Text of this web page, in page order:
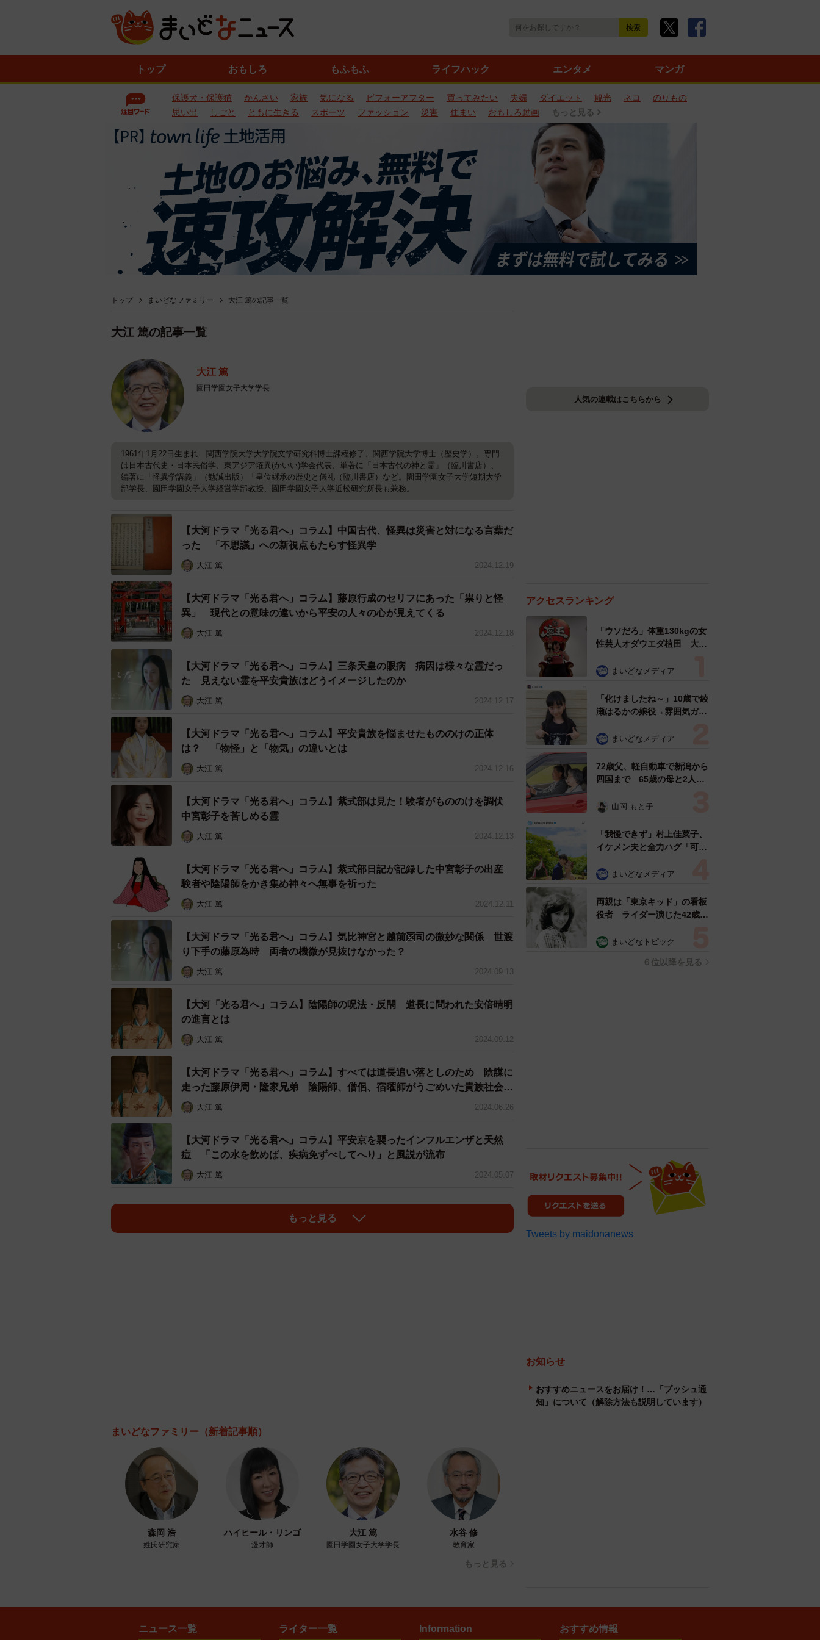
トップ おもしろ もふもふ ライフハック エンタメ マンガ
保護犬・保護猫 かんさい 家族 気になる ビフォーアフター 買ってみたい 夫婦 ダイエット 観光 ネコ
のりもの
思い出
しごと ともに生きる スポーツ ファッション 災害 住まい おもしろ動画 もっと見る
トップ まいどなファミリー 大江 篤の記事一覧
大江 篤の記事一覧
大江 篤
園田学園女子大学学長
1961年1月22日生まれ 関西学院大学大学院文学研究科博士課程修了、関西学院大学博士（歴史学）。専門
は日本古代史・日本民俗学、東アジア恠異(かいい)学会代表、単著に「日本古代の神と霊」（臨川書店）、
編著に「怪異学講義」（勉誠出版）「皇位継承の歴史と儀礼（臨川書店）など。園田学園女子大学短期大学
部学長、園田学園女子大学経営学部教授、園田学園女子大学近松研究所長も兼務。
【大河ドラマ「光る君へ」コラム】中国古代、怪異は災害と対になる言葉だ
った 「不思議」への新視点もたらす怪異学
大江 篤 2024.12.19
【大河ドラマ「光る君へ」コラム】藤原行成のセリフにあった「祟りと怪
異」 現代との意味の違いから平安の人々の心が見えてくる
大江 篤 2024.12.18
【大河ドラマ「光る君へ」コラム】三条天皇の眼病 病因は様々な霊だっ
た 見えない霊を平安貴族はどうイメージしたのか
大江 篤 2024.12.17
【大河ドラマ「光る君へ」コラム】平安貴族を悩ませたもののけの正体
は？ 「物怪」と「物気」の違いとは
大江 篤 2024.12.16
【大河ドラマ「光る君へ」コラム】紫式部は見た！験者がもののけを調伏
中宮彰子を苦しめる霊
大江 篤 2024.12.13
【大河ドラマ「光る君へ」コラム】紫式部日記が記録した中宮彰子の出産
験者や陰陽師をかき集め神々へ無事を祈った
大江 篤 2024.12.11
【大河ドラマ「光る君へ」コラム】気比神宮と越前国司の微妙な関係 世渡
り下手の藤原為時 両者の機微が見抜けなかった？
大江 篤 2024.09.13
【大河「光る君へ」コラム】陰陽師の呪法・反閇 道長に問われた安倍晴明
の進言とは
大江 篤 2024.09.12
【大河ドラマ「光る君へ」コラム】すべては道長追い落としのため 陰謀に
走った藤原伊周・隆家兄弟 陰陽師、僧侶、宿曜師がうごめいた貴族社会の
闇
大江 篤 2024.06.26
【大河ドラマ「光る君へ」コラム】平安京を襲ったインフルエンザと天然
痘 「この水を飲めば、疾病免ずべしてへり」と風説が流布
大江 篤 2024.05.07
もっと見る
まいどなファミリー （新着記事順）
森岡 浩
姓氏研究家
ハイヒール・リンゴ
漫才師
大江 篤
園田学園女子大学学長
水谷 修
教育家
もっと見る
人気の連載はこちらから
アクセスランキング
「ウソだろ」体重130kgの女
性芸人オダウエダ植田 大学
で」 まいどなメディア
「化けましたね～」10歳で綾
瀬はるかの娘役→雰囲気ガラ
雰囲気が」「宝塚に入れそ
まいどなメディア
72歳父、軽自動車で新潟から
四国まで 65歳の母と2人で
憩まで分刻み… 「大学生で
山岡 もと子
「我慢できず」村上佳菜子、
イケメン夫と全力ハグ「可愛
まいどなメディア
両親は「東京キッド」の看板
役者 ライダー演じた42歳元
ングフォト」計画を明言
まいどなトピック
６位以降を見る
Tweets by maidonanews
お知らせ
おすすめニュースをお届け！…「プッシュ通
知」について（解除方法も説明しています）
ニュース一覧 ライター一覧 Information おすすめ情報